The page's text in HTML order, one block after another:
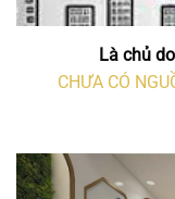
Là chủ
CHƯA CÓ